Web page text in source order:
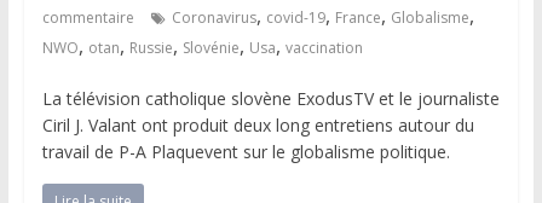
commentaire
Coronavirus, covid-19, France, Globalisme,
NWO, otan, Russie, Slovénie, Usa, vaccination
La télévision catholique slovène ExodusTV et le journaliste
Ciril J. Valant ont produit deux long entretiens autour du
travail de P-A Plaquevent sur le globalisme politique.